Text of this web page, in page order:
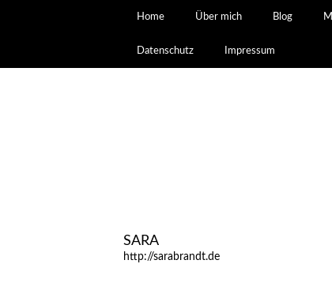
Home Über mich Blog
Datenschutz Impressum
SARA
http://sarabrandt.de